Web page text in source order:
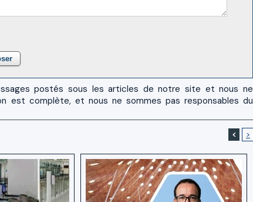
postés sous les articles de notre site et nous ne
est complète, et nous ne sommes pas responsables du
< >